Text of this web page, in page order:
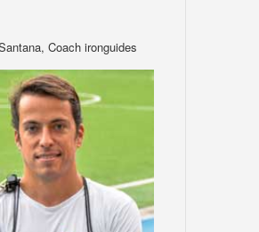
Coach ironguides